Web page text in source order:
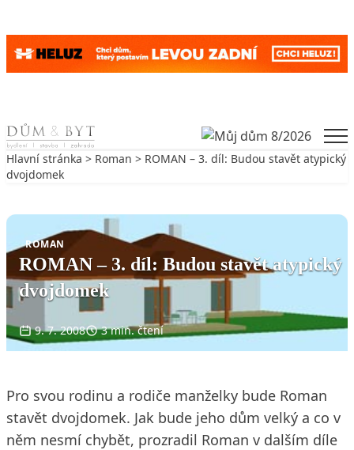
Skip to content
Hlavní stránka > Roman > ROMAN – 3. díl: Budou stavět atypický
dvojdomek
ROMAN
ROMAN – 3. díl: Budou stavět atypický
dvojdomek
9. 7. 2008 3 min. čtení
Pro svou rodinu a rodiče manželky bude Roman
stavět dvojdomek. Jak bude jeho dům velký a co v
něm nesmí chybět, prozradil Roman v dalším díle